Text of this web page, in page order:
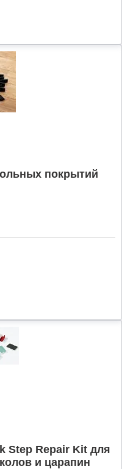
покрытий
Step Repair Kit для
и царапин